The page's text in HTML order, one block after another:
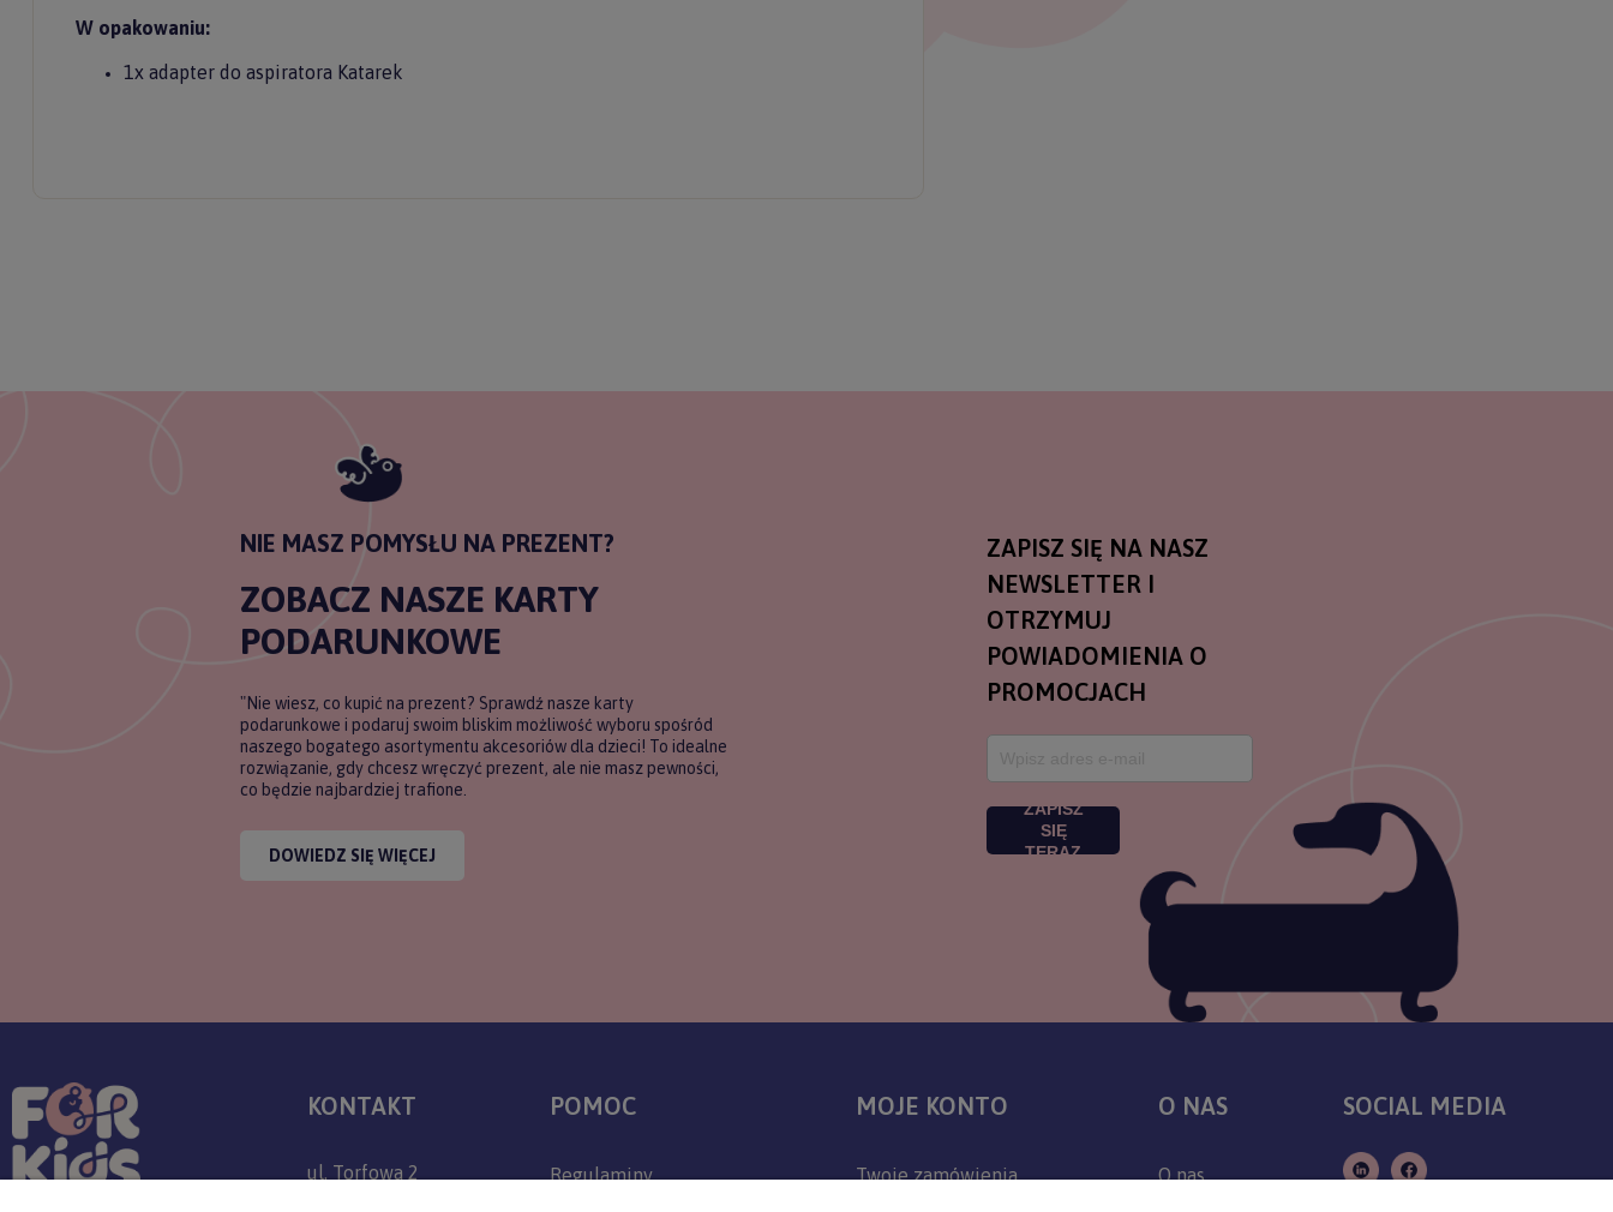
W opakowaniu:
1x adapter do aspiratora Katarek
NIE MASZ POMYSŁU NA PREZENT?
ZOBACZ NASZE KARTY
PODARUNKOWE
"Nie wiesz, co kupić na prezent? Sprawdź nasze karty
podarunkowe i podaruj swoim bliskim możliwość wyboru spośród
naszego bogatego asortymentu akcesoriów dla dzieci! To idealne
rozwiązanie, gdy chcesz wręczyć prezent, ale nie masz pewności,
co będzie najbardziej trafione.
DOWIEDZ SIĘ WIĘCEJ
ZAPISZ SIĘ NA NASZ
NEWSLETTER I
OTRZYMUJ
POWIADOMIENIA O
PROMOCJACH
ZAPISZ
SIĘ
TERAZ
KONTAKT
ul. Torfowa 2
POMOC
Regulaminy
MOJE KONTO
Twoje zamówienia
O NAS
O nas
SOCIAL MEDIA